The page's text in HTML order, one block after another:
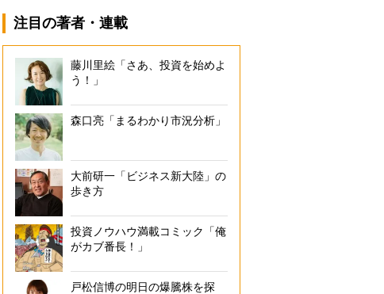
注目の著者・連載
藤川里絵「さあ、投資を始めよ
う！」
森口亮「まるわかり市況分析」
大前研一「ビジネス新大陸」の
歩き方
投資ノウハウ満載コミック「俺
がカブ番長！」
戸松信博の明日の爆騰株を探